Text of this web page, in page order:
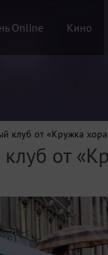
Online Кино
клуб от «Кружка
от